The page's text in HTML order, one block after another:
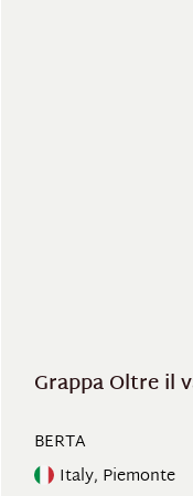
Grappa Oltre il
BERTA
Italy, Piemonte